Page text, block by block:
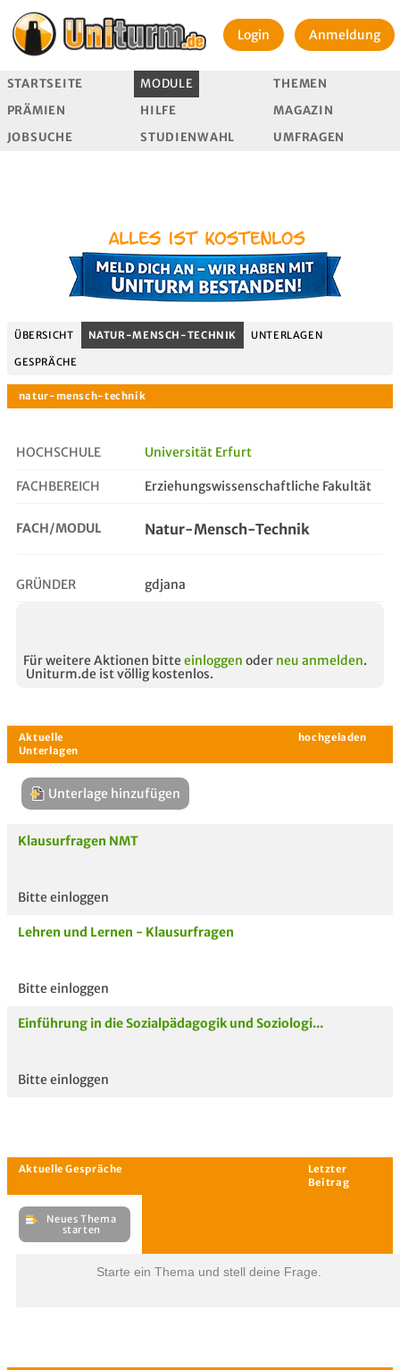
Login Anmeldung
STARTSEITE MODULE
THEMEN
PRÄMIEN
HILFE
MAGAZIN
JOBSUCHE
STUDIENWAHL UMFRAGEN
ÜBERSICHT NATUR-MENSCH-TECHNIK UNTERLAGEN
GESPRÄCHE
natur-mensch-technik
HOCHSCHULE Universität Erfurt
FACHBEREICH Erziehungswissenschaftliche Fakultät
FACH/MODUL Natur-Mensch-Technik
GRÜNDER gdjana
Für weitere Aktionen bitte einloggen oder neu anmelden.
Uniturm.de ist völlig kostenlos.
Unterlagen
Unterlage hinzufügen
Klausurfragen NMT
Bitte einloggen
Lehren und Lernen - Klausurfragen
Bitte einloggen
Einführung in die Sozialpädagogik und Soziologi...
Bitte einloggen
Starte ein Thema und stell deine Frage.